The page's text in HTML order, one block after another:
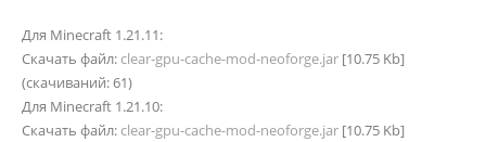
Для Minecraft 1.21.11:
Скачать файл: clear-gpu-cache-mod-neoforge.jar
(cкачиваний: 61)
Для Minecraft 1.21.10:
Скачать файл: clear-gpu-cache-mod-neoforge.jar